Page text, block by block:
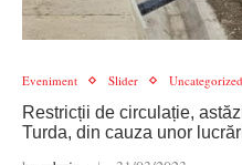
Eveniment Slider Uncategorized
Restricții de circulație,
Turda, din cauza unor